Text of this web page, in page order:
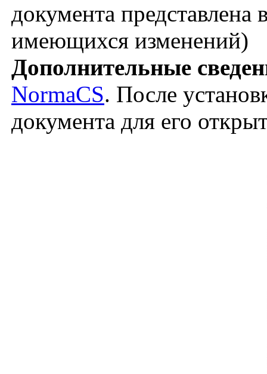
документа представлена
имеющихся изменений)
Дополнительные
NormaCS. После
документа для его